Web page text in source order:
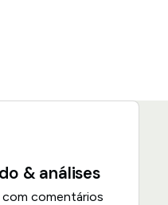
& análises
comentários